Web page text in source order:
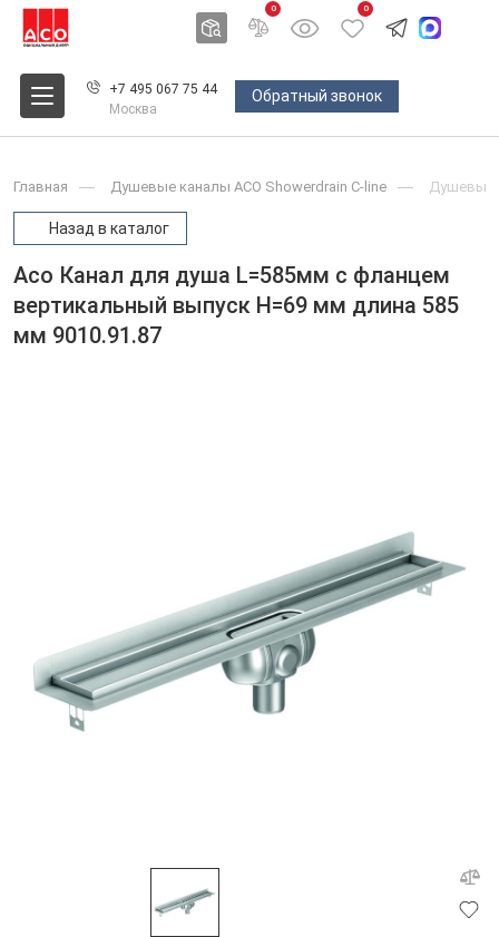
0 0
+7 495 067 75 44
Москва
Обратный звонок
Главная Душевые каналы ACO Showerdrain С-line Душевые
Назад в каталог
Aco Канал для душа L=585мм с фланцем
вертикальный выпуск H=69 мм длина 585
мм 9010.91.87